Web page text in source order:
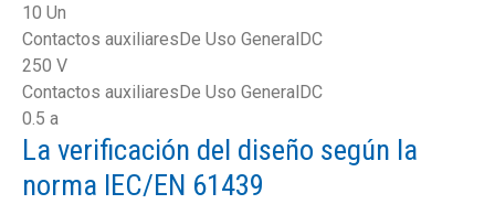
10 Un
Contactos auxiliaresDe Uso GeneralDC
250 V
Contactos auxiliaresDe Uso GeneralDC
0.5 a
La verificación del diseño según la
norma IEC/EN 61439